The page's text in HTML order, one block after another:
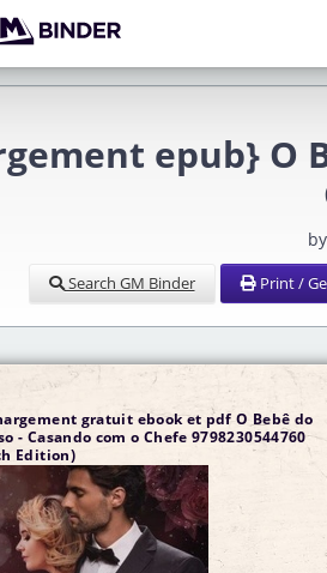
epub} O
Search GM Binder Print /
gratuit ebook et pdf O Bebê do
- Casando com o Chefe 9798230544760
Edition)